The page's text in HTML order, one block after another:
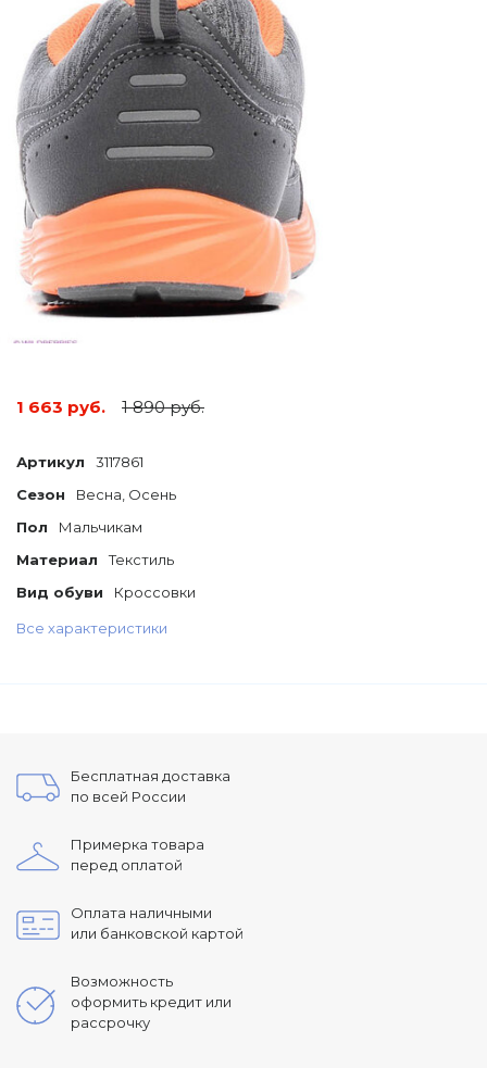
1 663 руб. 1 890 руб.
Артикул
3117861
Сезон
Весна, Осень
Пол
Мальчикам
Материал
Текстиль
Вид обуви
Кроссовки
Все характеристики
Бесплатная доставка
по всей России
Примерка товара
перед оплатой
Оплата наличными
или банковской картой
Возможность
оформить кредит или
рассрочку